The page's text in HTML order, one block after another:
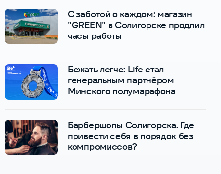
С заботой о каждом: магазин
"GREEN" в Солигорске продлил
часы работы
Бежать легче: Life стал
генеральным партнёром
Минского полумарафона
Барбершопы Солигорска. Где
привести себя в порядок без
компромиссов?